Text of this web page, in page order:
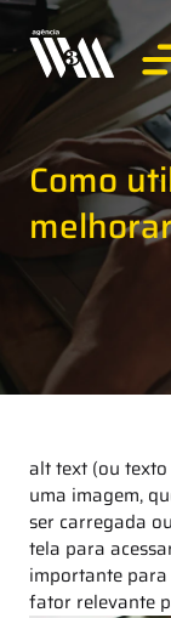
Como
alt text (ou
uma imagem,
ser carregada
tela para
importante
fator relevante